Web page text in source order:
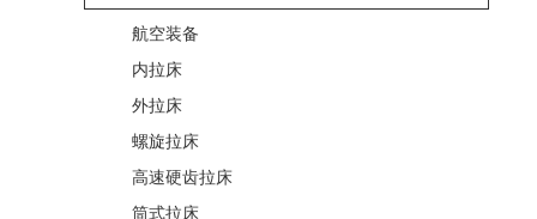
航空装备
内拉床
外拉床
螺旋拉床
高速硬齿拉床
筒式拉床